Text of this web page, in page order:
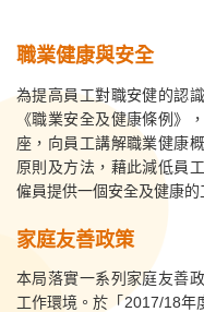
職業健康與安全
為提高員工對職安健的認
《職業安全及健康條例》
座，向員工講解職業健康
原則及方法，藉此減低員
僱員提供一個安全及健康的
家庭友善政策
本局落實一系列家庭友善
工作環境。於「2017/18年